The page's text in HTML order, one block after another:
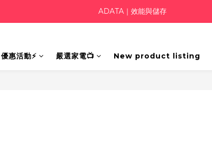
ADATA｜效能與儲存
優惠活動⚡ 嚴選家電📺 New product listing